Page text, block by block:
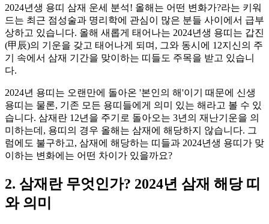
2024년생 용띠 삼재 운세 분석! 올해는 어떤 변화가?라는 키워
드는 최근 점성술과 명리학에 관심이 많은 분들 사이에서 급부
상하고 있습니다. 올해 새롭게 태어나는 2024년생 용띠는 갑진
(甲辰)의 기운을 갖고 태어나게 되며, 그와 동시에 12지신의 주
기 속에서 삼재 기간을 맞이하는 띠들도 주목을 받고 있습니
다.
2024년 용띠는 오랜만에 돌아온 '본인의 해'이기 때문에 신생
용띠는 물론, 기존 모든 용띠들에게 의미 있는 해라고 볼 수 있
습니다. 삼재란 12년을 주기로 돌아오는 3년의 재난기운을 의
미하는데, 용띠의 경우 올해는 삼재에 해당하지 않습니다. 그
럼에도 불구하고, 삼재에 해당하는 띠들과 2024년생 용띠가 맞
이하는 변화에는 어떤 차이가 있을까요?
2. 삼재란 무엇인가? 2024년 삼재 해당 띠
와 의미